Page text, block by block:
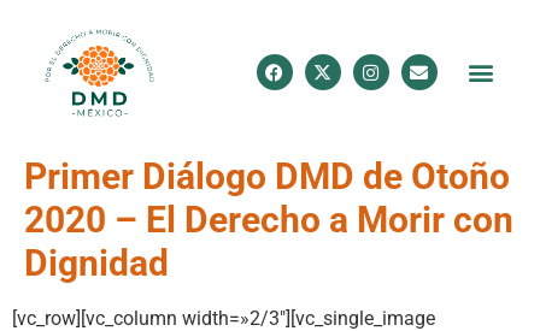
Primer Diálogo DMD de Otoño
2020 – El Derecho a Morir con
Dignidad
[vc_row][vc_column width=»2/3″][vc_single_image